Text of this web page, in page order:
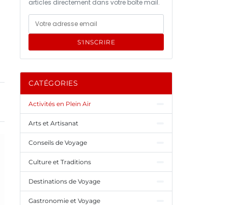
articles directement dans votre boîte mail.
S'INSCRIRE
CATÉGORIES
Activités en Plein Air
Arts et Artisanat
Conseils de Voyage
Culture et Traditions
Destinations de Voyage
Gastronomie et Voyage